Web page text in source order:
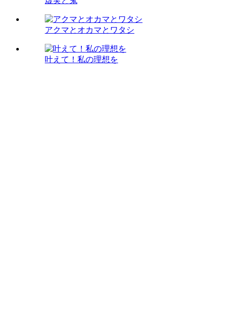
アクマとオカマとワタシ
叶えて！私の理想を